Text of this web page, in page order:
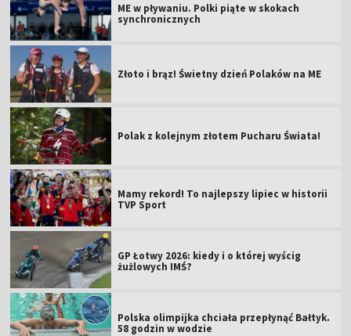
ME w pływaniu. Polki piąte w skokach
synchronicznych
Złoto i brąz! Świetny dzień Polaków na ME
Polak z kolejnym złotem Pucharu Świata!
Mamy rekord! To najlepszy lipiec w historii
TVP Sport
GP Łotwy 2026: kiedy i o której wyścig
żużlowych IMŚ?
Polska olimpijka chciała przepłynąć Bałtyk.
58 godzin w wodzie